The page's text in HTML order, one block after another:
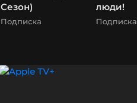
Сезон)
Подписка
люди!
Подписка